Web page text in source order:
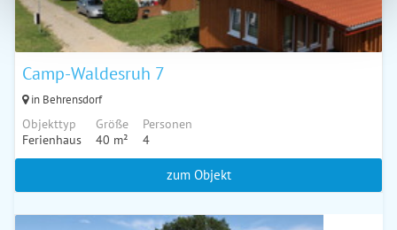
Camp-Waldesruh 7
in Behrensdorf
Objekttyp
Ferienhaus
Größe
40 m²
Personen
4
zum Objekt